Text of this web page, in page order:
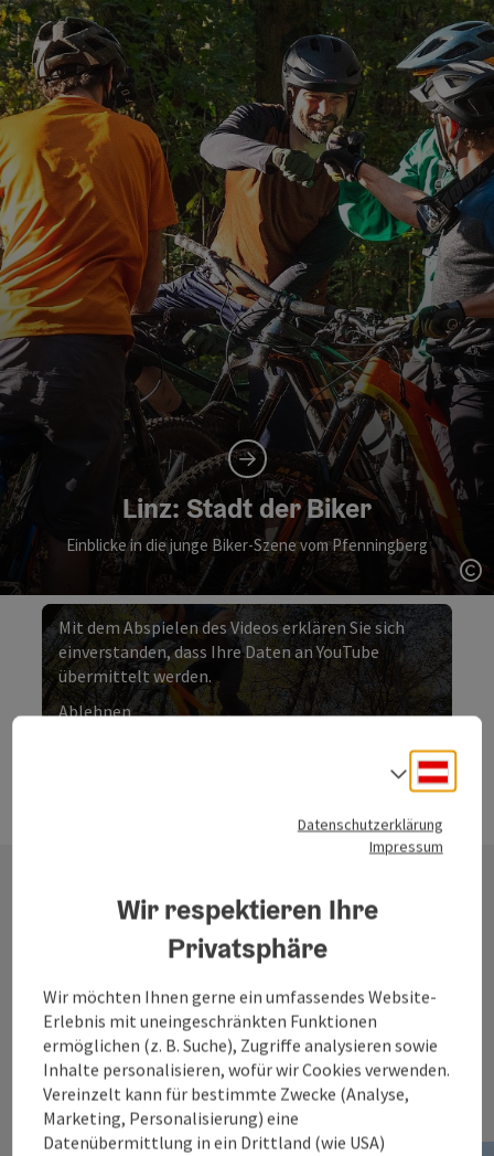
Linz: Stadt der Biker
Einblicke in die junge Biker-Szene vom Pfenningberg
Mit dem Abspielen des Videos erklären Sie sich
einverstanden, dass Ihre Daten an YouTube
übermittelt werden.
Ablehnen
Noch mehr Ideen
für deine nächste
Bike-Tour
Datenschutzerklärung
Impressum
Wir respektieren Ihre
Privatsphäre
Wir möchten Ihnen gerne ein umfassendes Website-
Erlebnis mit uneingeschränkten Funktionen
ermöglichen (z. B. Suche), Zugriffe analysieren sowie
Inhalte personalisieren, wofür wir Cookies verwenden.
Vereinzelt kann für bestimmte Zwecke (Analyse,
Marketing, Personalisierung) eine
Datenübermittlung in ein Drittland (wie USA)